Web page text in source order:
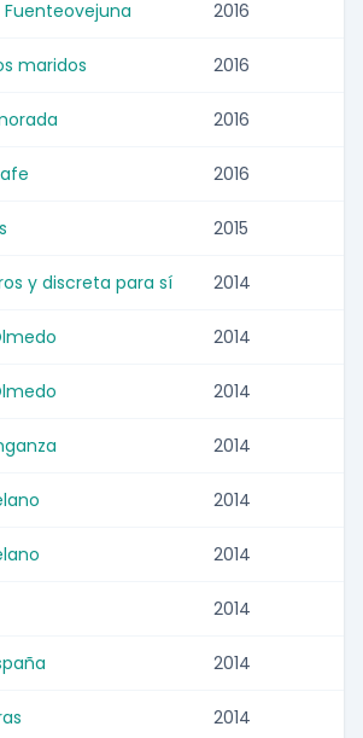
2016
maridos 2016
2016
2016
2015
y discreta para sí 2014
2014
2014
2014
2014
2014
2014
2014
2014